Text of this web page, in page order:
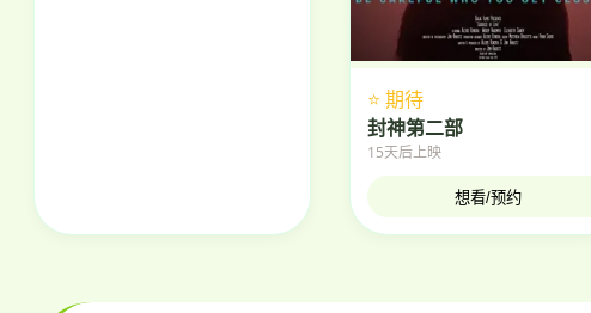
⭐ 期待
封神第二部
15天后上映
想看/预约